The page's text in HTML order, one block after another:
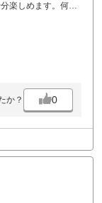
楽しめます。何よ
備も充実していま
。料金はちょっと
また機会があった
か？ 0